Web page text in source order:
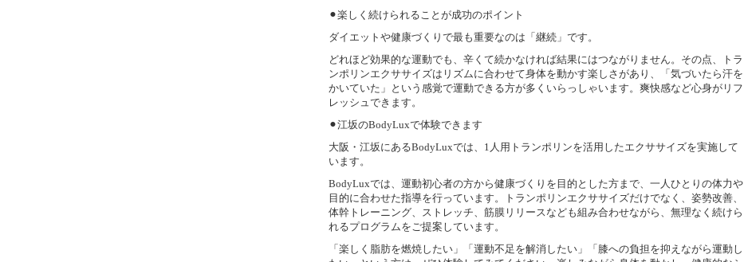
⚫︎楽しく続けられることが成功のポイント
ダイエットや健康づくりで最も重要なのは「継続」です。
どれほど効果的な運動でも、辛くて続かなければ結果にはつながりません。その点、トラ
ンポリンエクササイズはリズムに合わせて身体を動かす楽しさがあり、「気づいたら汗を
かいていた」という感覚で運動できる方が多くいらっしゃいます。爽快感など心身がリフ
レッシュできます。
⚫︎江坂のBodyLuxで体験できます
大阪・江坂にあるBodyLuxでは、1人用トランポリンを活用したエクササイズを実施して
います。
BodyLuxでは、運動初心者の方から健康づくりを目的とした方まで、一人ひとりの体力や
目的に合わせた指導を行っています。トランポリンエクササイズだけでなく、姿勢改善、
体幹トレーニング、ストレッチ、筋膜リリースなども組み合わせながら、無理なく続けら
れるプログラムをご提案しています。
「楽しく脂肪を燃焼したい」「運動不足を解消したい」「膝への負担を抑えながら運動し